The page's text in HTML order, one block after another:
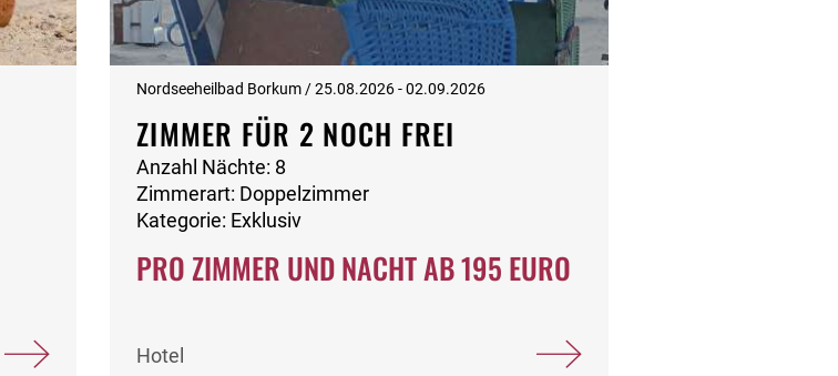
Nordseeheilbad Borkum / 25.08.2026 - 02.09.2026
ZIMMER FÜR 2 NOCH FREI
Anzahl Nächte: 8
Zimmerart: Doppelzimmer
Kategorie: Exklusiv
PRO ZIMMER UND NACHT AB 195 EURO
Hotel